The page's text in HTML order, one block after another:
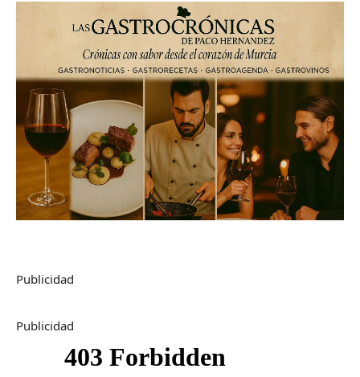
Publicidad
Publicidad